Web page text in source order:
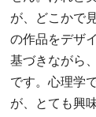
が、どこかで
の作品をデザ
基づきながら
です。心理学
が、とても興